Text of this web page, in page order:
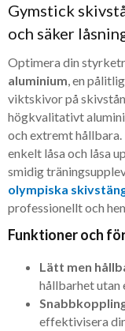
Gymstick
och säker
Optimera din
aluminium, en
viktskivor på
högkvalitativt
och extremt
enkelt låsa och låsa
smidig
olympiska
professionellt och
Funktioner och
Lätt men
hållbarhet utan
effektivisera